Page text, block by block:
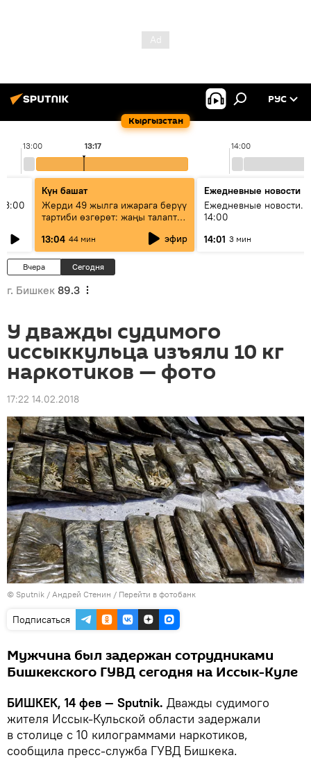
Кыргызстан
РУС
13:00 14:00
13:17
Күн башат
Жерди 49 жылга ижарага берүү
тартиби өзгөрөт: жаңы талаптар
13:04 44 мин эфир
Ежедневные новости
Ежедневные новости.
14:00
14:01 3 мин
Вчера Сегодня
г. Бишкек 89.3
У дважды судимого
иссыккульца изъяли 10 кг
наркотиков — фото
17:22 14.02.2018
© Sputnik / Андрей Стенин / Перейти в фотобанк
Подписаться
Мужчина был задержан сотрудниками
Бишкекского ГУВД сегодня на Иссык-Куле
БИШКЕК, 14 фев — Sputnik. Дважды судимого
жителя Иссык-Кульской области задержали
в столице с 10 килограммами наркотиков,
сообщила пресс-служба ГУВД Бишкека.